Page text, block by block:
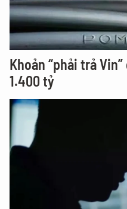
Khoản “phải trả
1.400 tỷ